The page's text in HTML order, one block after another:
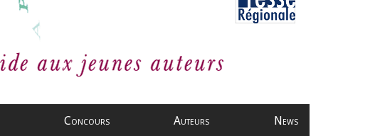
Concours Auteurs News